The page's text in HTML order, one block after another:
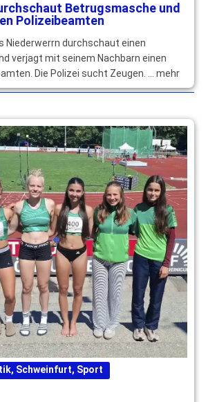
Betrugsmasche und
Polizeibeamten
Niederwerrn durchschaut einen
verjagt mit seinem Nachbarn einen
Die Polizei sucht Zeugen. … mehr
, Schweinfurt, Sport